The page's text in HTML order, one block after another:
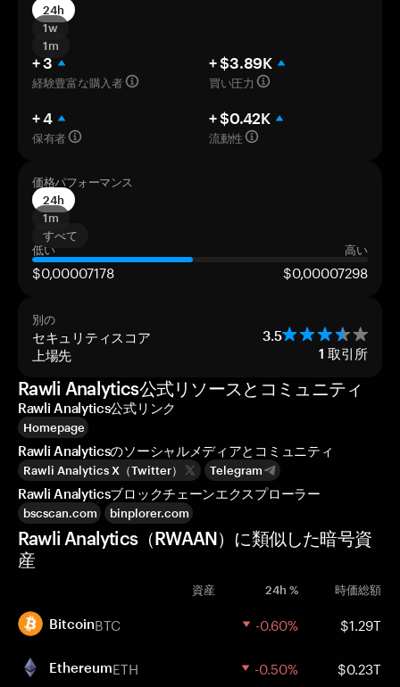
24h
1w
1m
+ 3
経験豊富な購入者
+ $3.89K
買い圧力
+ 4
保有者
+ $0.42K
流動性
価格パフォーマンス
24h
1m
すべて
低い
高い
$0,00007178 $0,00007298
別の
セキュリティスコア 3.5
上場先 1 取引所
Rawli Analytics公式リソースとコミュニティ
Rawli Analytics公式リンク
Homepage
Rawli Analyticsのソーシャルメディアとコミュニティ
Rawli Analytics X（Twitter） Telegram
Rawli Analyticsブロックチェーンエクスプローラー
bscscan.com binplorer.com
Rawli Analytics（RWAAN）に類似した暗号資
産
資産 24h % 時価総額
BitcoinBTC -0.60% $1.29T
EthereumETH -0.50% $0.23T